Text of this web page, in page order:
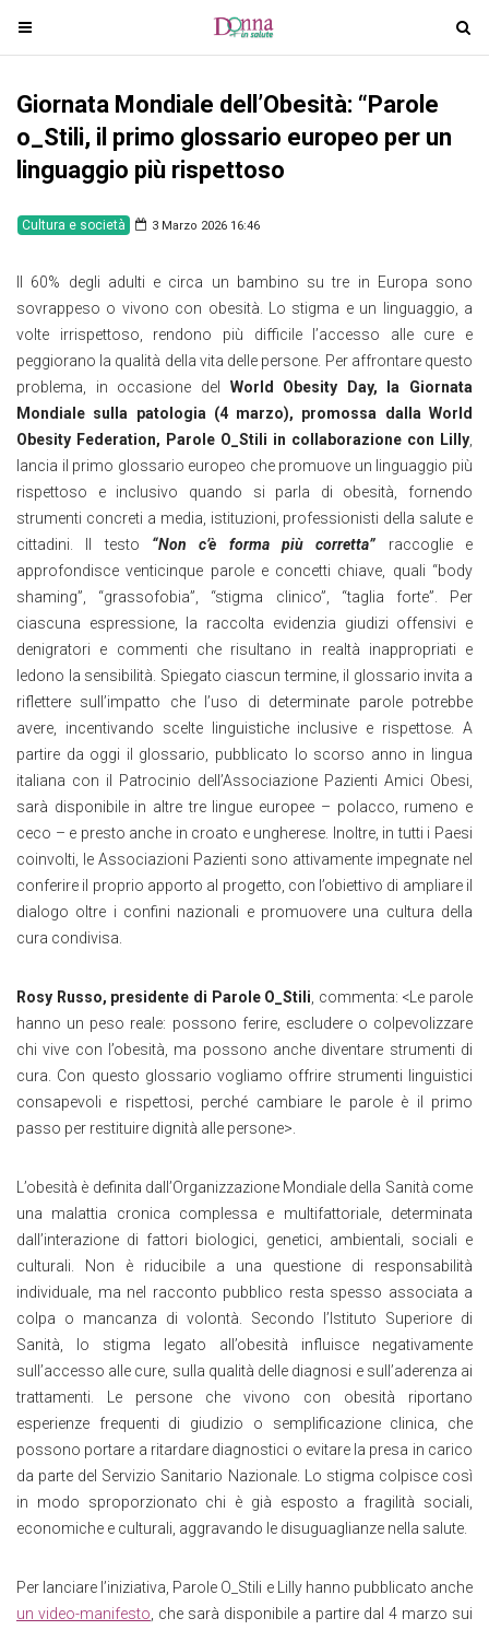
T
o
g
l
e
n
v
g
a
t
i
o
n
T
o
g
a
i
o
n
Giornata Mondiale dell’Obesità: “Parole
o_Stili, il primo glossario europeo per un
linguaggio più rispettoso
Cultura e società 3 Marzo 2026 16:46
Il 60% degli adulti e circa un bambino su tre in Europa sono
sovrappeso o vivono con obesità. Lo stigma e un linguaggio, a
volte irrispettoso, rendono più difficile l’accesso alle cure e
peggiorano la qualità della vita delle persone. Per affrontare questo
problema, in occasione del World Obesity Day, la Giornata
Mondiale sulla patologia (4 marzo), promossa dalla World
Obesity Federation, Parole O_Stili in collaborazione con Lilly
lancia il primo glossario europeo che promuove un linguaggio più
rispettoso e inclusivo quando si parla di obesità, fornendo
strumenti concreti a media, istituzioni, professionisti della salute e
cittadini. Il testo “Non c’è forma più corretta” raccoglie e
approfondisce venticinque parole e concetti chiave, quali “body
shaming”, “grassofobia”, “stigma clinico”, “taglia forte”. Per
ciascuna espressione, la raccolta evidenzia giudizi offensivi e
denigratori e commenti che risultano in realtà inappropriati e
ledono la sensibilità. Spiegato ciascun termine, il glossario invita a
riflettere sull’impatto che l’uso di determinate parole potrebbe
avere, incentivando scelte linguistiche inclusive e rispettose. A
partire da oggi il glossario, pubblicato lo scorso anno in lingua
italiana con il Patrocinio dell’Associazione Pazienti Amici Obesi,
sarà disponibile in altre tre lingue europee – polacco, rumeno e
ceco – e presto anche in croato e ungherese. Inoltre, in tutti i Paesi
coinvolti, le Associazioni Pazienti sono attivamente impegnate nel
conferire il proprio apporto al progetto, con l’obiettivo di ampliare il
dialogo oltre i confini nazionali e promuovere una cultura della
cura condivisa.
Rosy Russo, presidente di Parole O_Stili , commenta: <Le parole
hanno un peso reale: possono ferire, escludere o colpevolizzare
chi vive con l’obesità, ma possono anche diventare strumenti di
cura. Con questo glossario vogliamo offrire strumenti linguistici
consapevoli e rispettosi, perché cambiare le parole è il primo
passo per restituire dignità alle persone>.
L’obesità è definita dall’Organizzazione Mondiale della Sanità come
una malattia cronica complessa e multifattoriale, determinata
dall’interazione di fattori biologici, genetici, ambientali, sociali e
culturali. Non è riducibile a una questione di responsabilità
individuale, ma nel racconto pubblico resta spesso associata a
colpa o mancanza di volontà. Secondo l’Istituto Superiore di
Sanità, lo stigma legato all’obesità influisce negativamente
sull’accesso alle cure, sulla qualità delle diagnosi e sull’aderenza ai
trattamenti. Le persone che vivono con obesità riportano
esperienze frequenti di giudizio o semplificazione clinica, che
possono portare a ritardare diagnostici o evitare la presa in carico
da parte del Servizio Sanitario Nazionale. Lo stigma colpisce così
in modo sproporzionato chi è già esposto a fragilità sociali,
economiche e culturali, aggravando le disuguaglianze nella salute.
Per lanciare l’iniziativa, Parole O_Stili e Lilly hanno pubblicato anche
un video-manifesto , che sarà disponibile a partire dal 4 marzo sui